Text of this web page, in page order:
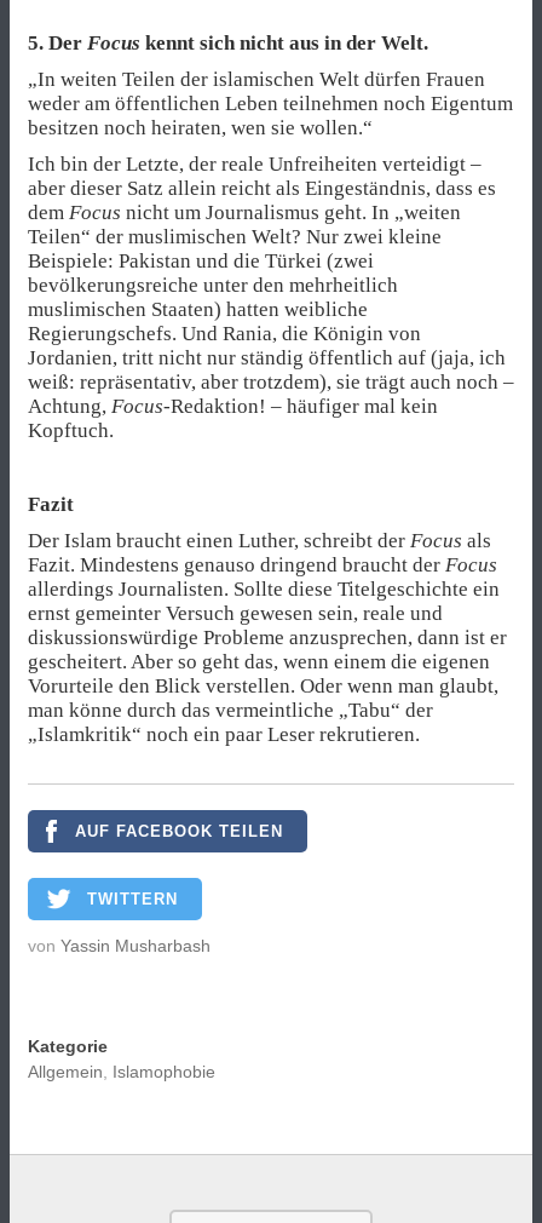
5. Der Focus kennt sich nicht aus in der Welt.
„In weiten Teilen der islamischen Welt dürfen Frauen
weder am öffentlichen Leben teilnehmen noch Eigentum
besitzen noch heiraten, wen sie wollen.“
Ich bin der Letzte, der reale Unfreiheiten verteidigt –
aber dieser Satz allein reicht als Eingeständnis, dass es
dem Focus nicht um Journalismus geht. In „weiten
Teilen“ der muslimischen Welt? Nur zwei kleine
Beispiele: Pakistan und die Türkei (zwei
bevölkerungsreiche unter den mehrheitlich
muslimischen Staaten) hatten weibliche
Regierungschefs. Und Rania, die Königin von
Jordanien, tritt nicht nur ständig öffentlich auf (jaja, ich
weiß: repräsentativ, aber trotzdem), sie trägt auch noch –
Achtung, Focus-Redaktion! – häufiger mal kein
Kopftuch.
Fazit
Der Islam braucht einen Luther, schreibt der Focus als
Fazit. Mindestens genauso dringend braucht der Focus
allerdings Journalisten. Sollte diese Titelgeschichte ein
ernst gemeinter Versuch gewesen sein, reale und
diskussionswürdige Probleme anzusprechen, dann ist er
gescheitert. Aber so geht das, wenn einem die eigenen
Vorurteile den Blick verstellen. Oder wenn man glaubt,
man könne durch das vermeintliche „Tabu“ der
„Islamkritik“ noch ein paar Leser rekrutieren.
AUF FACEBOOK TEILEN
TWITTERN
von Yassin Musharbash
Kategorie
Allgemein
Islamophobie